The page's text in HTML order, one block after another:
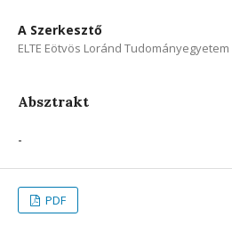
A Szerkesztő
ELTE Eötvös Loránd Tudományegyetem
Absztrakt
-
PDF